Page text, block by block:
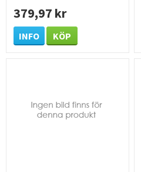
379,97 kr
INFO KÖP